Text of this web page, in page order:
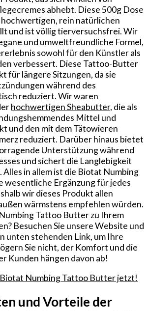
abhebt. Diese 500g Dose
rein natürlichen
und ist völlig tierversuchsfrei. Wir
und umweltfreundliche Formel,
sowohl für den Künstler als
verbessert. Diese Tattoo-Butter
für längere Sitzungen, da sie
während des
reduziert.⁣ Wir waren
hochwertigen Sheabutter, die als
Mittel und
und den mit dem Tätowieren
reduziert.‌ Darüber hinaus bietet
Unterstützung während
und sichert die Langlebigkeit
in allem ist die Biotat Numbing
wesentliche Ergänzung für jedes
wir dieses Produkt allen
wärmstens empfehlen würden.
Tattoo Butter zu Ihrem
Besuchen Sie unsere Website und
unten stehenden Link, um Ihre
Sie nicht, der Komfort und die
Kunden hängen davon ab!
Biotat Numbing Tattoo Butter jetzt!
und Vorteile der